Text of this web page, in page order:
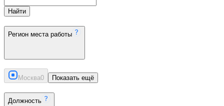
Найти
Регион места работы
Москва0 Показать ещё
Должность